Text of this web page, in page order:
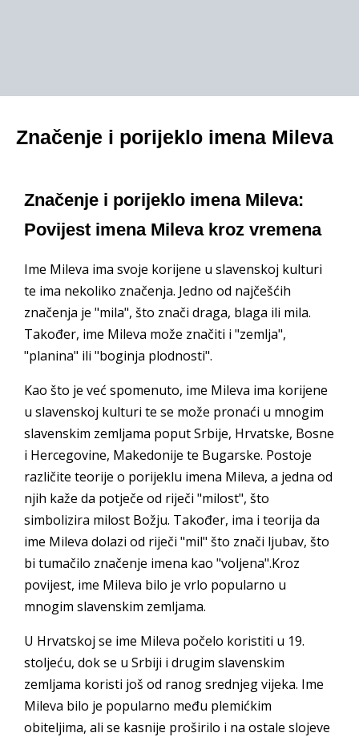
Značenje i porijeklo imena Mileva
Značenje i porijeklo imena Mileva:
Povijest imena Mileva kroz vremena
Ime Mileva ima svoje korijene u slavenskoj kulturi
te ima nekoliko značenja. Jedno od najčešćih
značenja je "mila", što znači draga, blaga ili mila.
Također, ime Mileva može značiti i "zemlja",
"planina" ili "boginja plodnosti".
Kao što je već spomenuto, ime Mileva ima korijene
u slavenskoj kulturi te se može pronaći u mnogim
slavenskim zemljama poput Srbije, Hrvatske, Bosne
i Hercegovine, Makedonije te Bugarske. Postoje
različite teorije o porijeklu imena Mileva, a jedna od
njih kaže da potječe od riječi "milost", što
simbolizira milost Božju. Također, ima i teorija da
ime Mileva dolazi od riječi "mil" što znači ljubav, što
bi tumačilo značenje imena kao "voljena".Kroz
povijest, ime Mileva bilo je vrlo popularno u
mnogim slavenskim zemljama.
U Hrvatskoj se ime Mileva počelo koristiti u 19.
stoljeću, dok se u Srbiji i drugim slavenskim
zemljama koristi još od ranog srednjeg vijeka. Ime
Mileva bilo je popularno među plemićkim
obiteljima, ali se kasnije proširilo i na ostale slojeve